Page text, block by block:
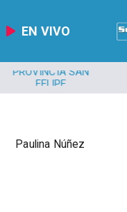
EN VIVO
PROVINCIA SAN
FELIPE
Paulina Núñez